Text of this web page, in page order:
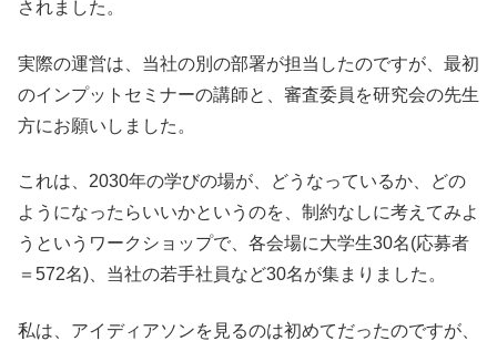
されました。
実際の運営は、当社の別の部署が担当したのですが、最初
のインプットセミナーの講師と、審査委員を研究会の先生
方にお願いしました。
これは、2030年の学びの場が、どうなっているか、どの
ようになったらいいかというのを、制約なしに考えてみよ
うというワークショップで、各会場に大学生30名(応募者
＝572名)、当社の若手社員など30名が集まりました。
私は、アイディアソンを見るのは初めてだったのですが、